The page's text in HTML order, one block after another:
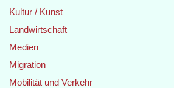
Kultur / Kunst
Landwirtschaft
Medien
Migration
Mobilität und Verkehr